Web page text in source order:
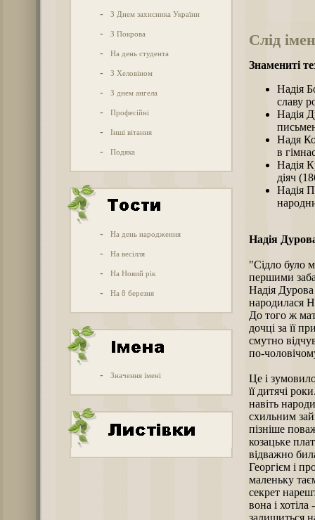
- З Днем захисника України
- З Покрова
- На день студента
- З Хеловіном
- З днем ангела
- Професійні
- Інші вітання
- Подяка
- На день народження
- На весілля
- На Новий рік
- На 8 березня
- Значення імені
Слід
Знамениті
Надія
славу
Надія
Надя
в
Надія
діяч
Надія
Надія
"Сідло було
першими
Надія
народилася
До того ж
дочці за її
смутно
по-
Це і
її дитячі
навіть
схильним
пізніше
козацьке
відважно
Георгієм і
маленьку
секрет
вона і